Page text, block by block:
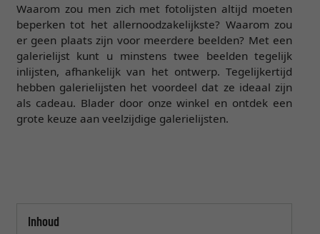
Waarom zou men zich met fotolijsten altijd moeten
beperken tot het allernoodzakelijkste? Waarom zou
er geen plaats zijn voor meerdere beelden? Met een
galerielijst kunt u minstens twee beelden tegelijk
inlijsten, afhankelijk van het ontwerp. Tegelijkertijd
hebben galerielijsten het voordeel dat ze ideaal zijn
als cadeau. Blader door onze winkel en ontdek een
grote keuze aan veelzijdige galerielijsten.
Inhoud